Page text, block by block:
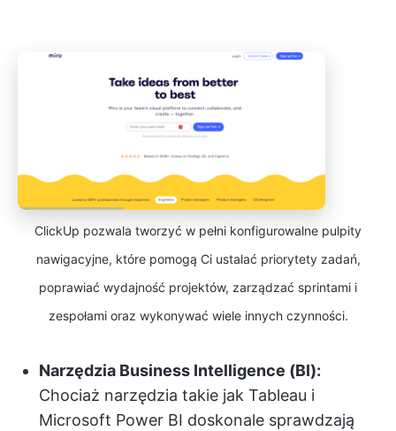
ClickUp pozwala tworzyć w pełni konfigurowalne pulpity
nawigacyjne, które pomogą Ci ustalać priorytety zadań,
poprawiać wydajność projektów, zarządzać sprintami i
zespołami oraz wykonywać wiele innych czynności.
Narzędzia Business Intelligence (BI):
Chociaż narzędzia takie jak Tableau i
Microsoft Power BI doskonale sprawdzają